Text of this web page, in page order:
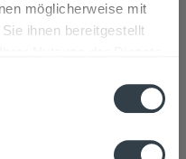
möglicherweise mit
ihnen bereitgestellt
Regionen, Städten,